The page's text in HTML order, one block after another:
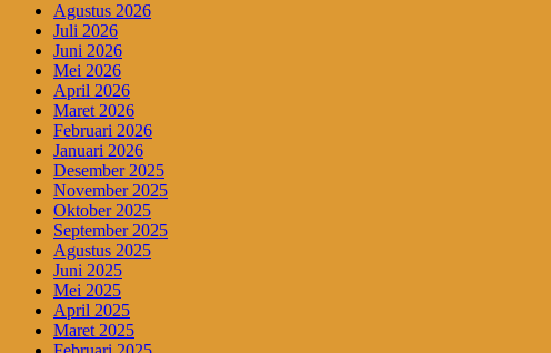
Agustus 2026
Juli 2026
Juni 2026
Mei 2026
April 2026
Maret 2026
Februari 2026
Januari 2026
Desember 2025
November 2025
Oktober 2025
September 2025
Agustus 2025
Juni 2025
Mei 2025
April 2025
Maret 2025